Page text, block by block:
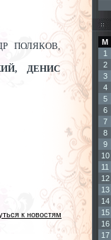
ПОЛЯКОВ,
ДЕНИС
к новостям
М
1
2
3
4
5
6
7
8
9
10
11
12
13
14
15
16
17